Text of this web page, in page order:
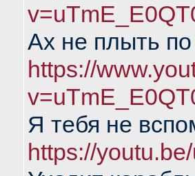
Ах не плыть
https://
Я тебя не
https://